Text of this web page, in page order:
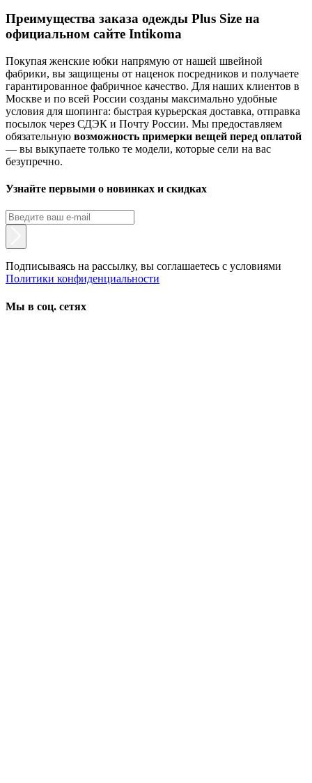
Преимущества заказа одежды Plus Size на
официальном сайте Intikoma
Покупая женские юбки напрямую от нашей швейной
фабрики, вы защищены от наценок посредников и получаете
гарантированное фабричное качество. Для наших клиентов в
Москве и по всей России созданы максимально удобные
условия для шопинга: быстрая курьерская доставка, отправка
посылок через СДЭК и Почту России. Мы предоставляем
обязательную возможность примерки вещей перед оплатой
— вы выкупаете только те модели, которые сели на вас
безупречно.
Узнайте первыми о новинках и скидках
Подписываясь на рассылку, вы соглашаетесь с условиями
Политики конфиденциальности
Мы в соц. сетях